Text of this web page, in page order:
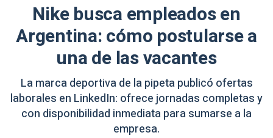
Nike busca empleados en
Argentina: cómo postularse a
una de las vacantes
La marca deportiva de la pipeta publicó ofertas
laborales en LinkedIn: ofrece jornadas completas y
con disponibilidad inmediata para sumarse a la
empresa.